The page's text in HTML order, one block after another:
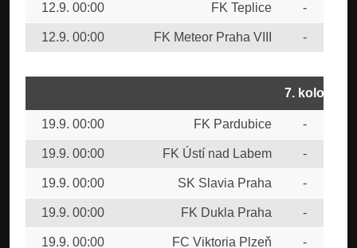
12.9. 00:00 FK Teplice -
12.9. 00:00 FK Meteor Praha VIII -
7. kolo
19.9. 00:00 FK Pardubice -
19.9. 00:00 FK Ústí nad Labem -
19.9. 00:00 SK Slavia Praha -
19.9. 00:00 FK Dukla Praha -
19.9. 00:00 FC Viktoria Plzeň -